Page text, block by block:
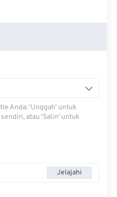
Anda: 'Unggah' untuk
atau 'Salin' untuk
Jelajahi